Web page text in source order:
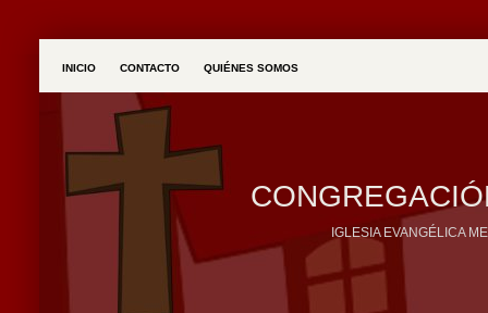
INICIO CONTACTO QUIÉNES SOMOS
IGLESIA EVANGÉLICA